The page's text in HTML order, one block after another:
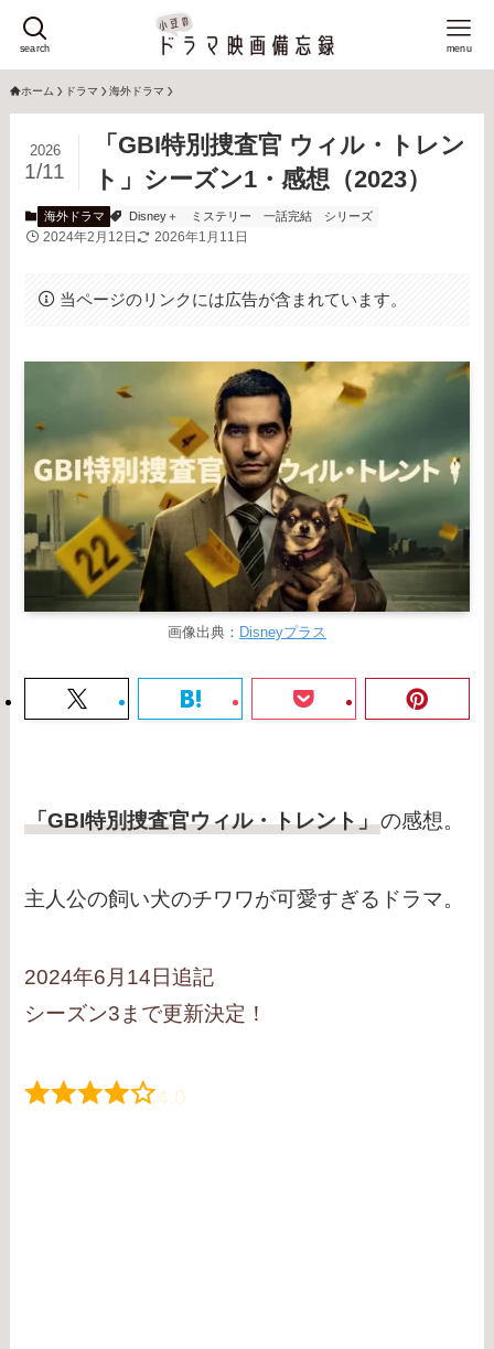
search menu
ホーム ドラマ 海外ドラマ
「GBI特別捜査官 ウィル・トレン
ト」シーズン1・感想（2023）
2026
1/11
海外ドラマ Disney＋ ミステリー 一話完結 シリーズ
2024年2月12日 2026年1月11日
当ページのリンクには広告が含まれています。
画像出典： Disneyプラス
「GBI特別捜査官ウィル・トレント」の感想。
主人公の飼い犬のチワワが可愛すぎるドラマ。
2024年6月14日追記
シーズン3まで更新決定！
4.0